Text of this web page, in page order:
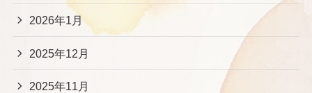
2026年1月
2025年12月
2025年11月